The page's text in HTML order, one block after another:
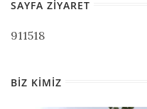
SAYFA ZIYARET
911518
BIZ KIMIZ